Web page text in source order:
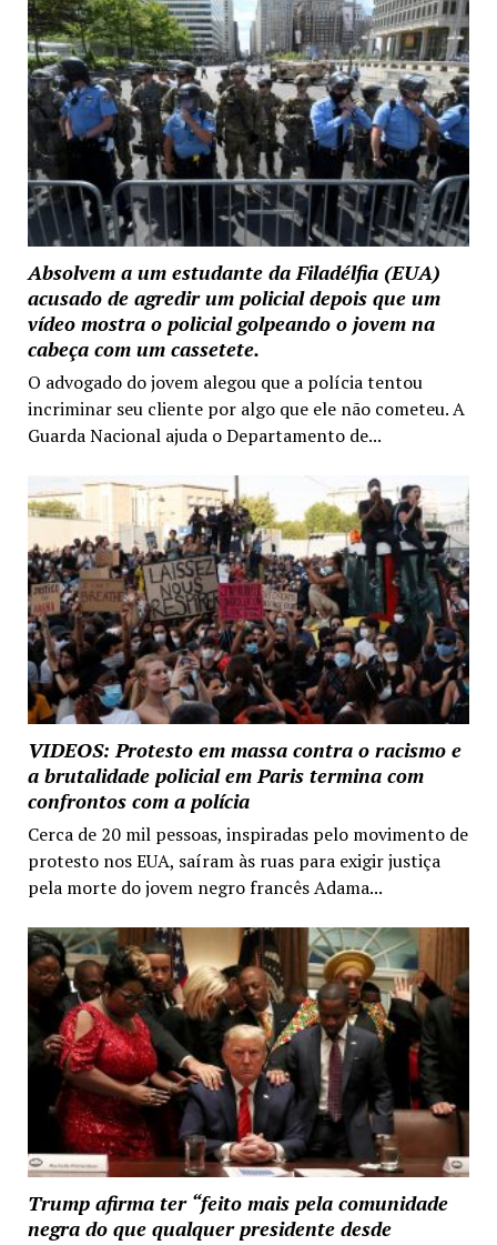
Absolvem a um estudante da Filadélfia (EUA)
acusado de agredir um policial depois que um
vídeo mostra o policial golpeando o jovem na
cabeça com um cassetete.
O advogado do jovem alegou que a polícia tentou
incriminar seu cliente por algo que ele não cometeu. A
Guarda Nacional ajuda o Departamento de...
VIDEOS: Protesto em massa contra o racismo e
a brutalidade policial em Paris termina com
confrontos com a polícia
Cerca de 20 mil pessoas, inspiradas pelo movimento de
protesto nos EUA, saíram às ruas para exigir justiça
pela morte do jovem negro francês Adama...
Trump afirma ter “feito mais pela comunidade
negra do que qualquer presidente desde